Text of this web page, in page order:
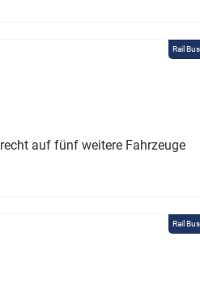
Rail
auf fünf weitere Fahrzeuge
Rail